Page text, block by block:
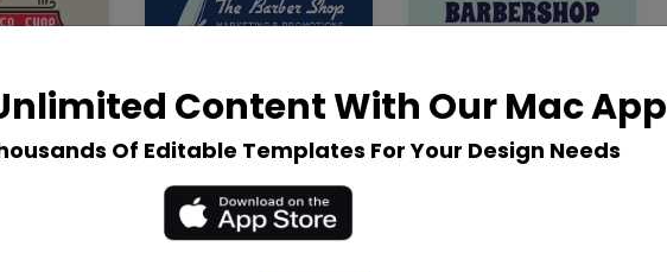
Content With Our Mac App
Of Editable Templates For Your Design Needs